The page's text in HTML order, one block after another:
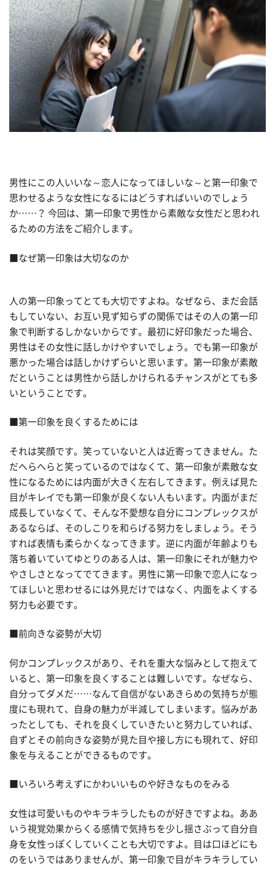
男性にこの人いいな～恋人になってほしいな～と第一印象で
思わせるような女性になるにはどうすればいいのでしょう
か……？ 今回は、第一印象で男性から素敵な女性だと思われ
るための方法をご紹介します。
■なぜ第一印象は大切なのか
人の第一印象ってとても大切ですよね。なぜなら、まだ会話
もしていない、お互い見ず知らずの関係ではその人の第一印
象で判断するしかないからです。最初に好印象だった場合、
男性はその女性に話しかけやすいでしょう。でも第一印象が
悪かった場合は話しかけずらいと思います。第一印象が素敵
だということは男性から話しかけられるチャンスがとても多
いということです。
■第一印象を良くするためには
それは笑顔です。笑っていないと人は近寄ってきません。た
だへらへらと笑っているのではなくて、第一印象が素敵な女
性になるためには内面が大きく左右してきます。例えば見た
目がキレイでも第一印象が良くない人もいます。内面がまだ
成長していなくて、そんな不愛想な自分にコンプレックスが
あるならば、そのしこりを和らげる努力をしましょう。そう
すれば表情も柔らかくなってきます。逆に内面が年齢よりも
落ち着いていてゆとりのある人は、第一印象にそれが魅力や
やさしさとなってでてきます。男性に第一印象で恋人になっ
てほしいと思わせるには外見だけではなく、内面をよくする
努力も必要です。
■前向きな姿勢が大切
何かコンプレックスがあり、それを重大な悩みとして抱えて
いると、第一印象を良くすることは難しいです。なぜなら、
自分ってダメだ……なんて自信がないあきらめの気持ちが態
度にも現れて、自身の魅力が半減してしまいます。悩みがあ
ったとしても、それを良くしていきたいと努力していれば、
自ずとその前向きな姿勢が見た目や接し方にも現れて、好印
象を与えることができるものです。
■いろいろ考えずにかわいいものや好きなものをみる
女性は可愛いものやキラキラしたものが好きですよね。ああ
いう視覚効果からくる感情で気持ちを少し揺さぶって自分自
身を女性っぽくしていくことも大切ですよ。目は口ほどにも
のをいうではありませんが、第一印象で目がキラキラしてい